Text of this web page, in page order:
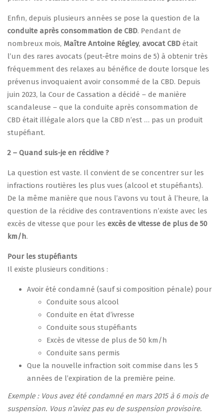
Enfin, depuis plusieurs années se pose la question de la
conduite après consommation de CBD. Pendant de
nombreux mois, Maître Antoine Régley, avocat CBD était
l’un des rares avocats (peut-être moins de 5) à obtenir très
fréquemment des relaxes au bénéfice de doute lorsque les
prévenus invoquaient avoir consommé de la CBD. Depuis
juin 2023, la Cour de Cassation a décidé – de manière
scandaleuse – que la conduite après consommation de
CBD était illégale alors que la CBD n’est … pas un produit
stupéfiant.
2 – Quand suis-je en récidive ?
La question est vaste. Il convient de se concentrer sur les
infractions routières les plus vues (alcool et stupéfiants).
De la même manière que nous l’avons vu tout à l’heure, la
question de la récidive des contraventions n’existe avec les
excès de vitesse que pour les excès de vitesse de plus de 50
km/h.
Pour les stupéfiants
Il existe plusieurs conditions :
Avoir été condamné (sauf si composition pénale) pour
Conduite sous alcool
Conduite en état d’ivresse
Conduite sous stupéfiants
Excès de vitesse de plus de 50 km/h
Conduite sans permis
Que la nouvelle infraction soit commise dans les 5
années de l’expiration de la première peine.
Exemple : Vous avez été condamné en mars 2015 à 6 mois de
suspension. Vous n’aviez pas eu de suspension provisoire.